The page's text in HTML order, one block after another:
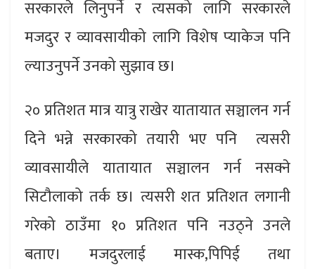
सरकारले लिनुपर्ने र त्यसको लागि सरकारले
मजदुर र व्यावसायीको लागि विशेष प्याकेज पनि
ल्याउनुपर्ने उनको सुझाव छ।
२० प्रतिशत मात्र यात्रु राखेर यातायात सञ्चालन गर्न
दिने भन्ने सरकारको तयारी भए पनि त्यसरी
व्यावसायीले यातायात सञ्चालन गर्न नसक्ने
सिटौलाको तर्क छ। त्यसरी शत प्रतिशत लगानी
गरेको ठाउँमा १० प्रतिशत पनि नउठ्ने उनले
बताए। मजदुरलाई मास्क,पिपिई तथा